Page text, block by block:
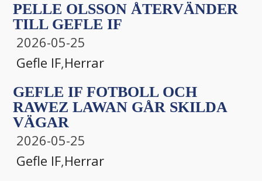
PELLE OLSSON ÅTERVÄNDER
TILL GEFLE IF
2026-05-25
Gefle IF,Herrar
GEFLE IF FOTBOLL OCH
RAWEZ LAWAN GÅR SKILDA
VÄGAR
2026-05-25
Gefle IF,Herrar